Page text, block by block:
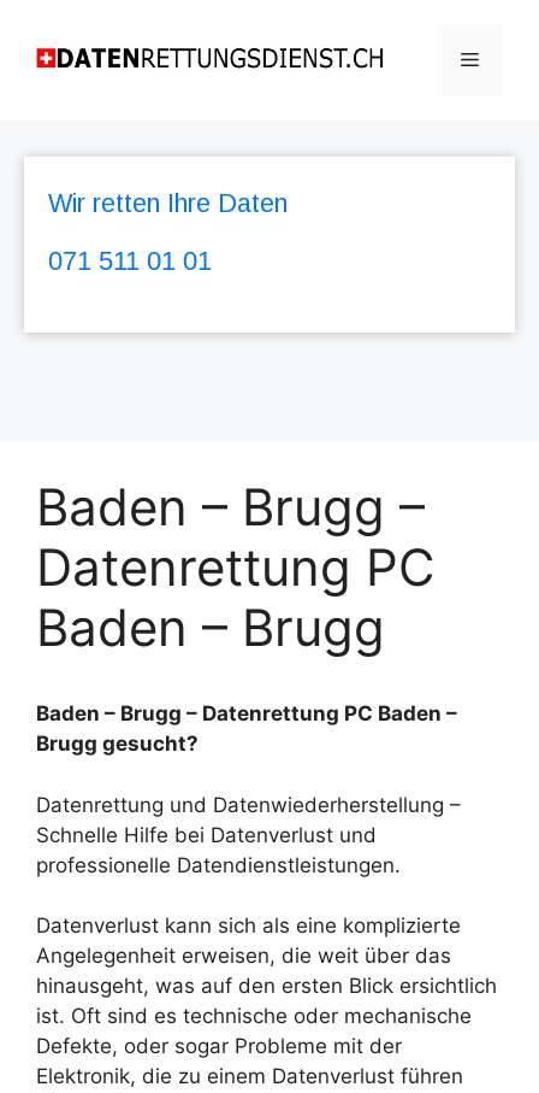
Wir retten Ihre Daten
071 511 01 01
Baden – Brugg –
Datenrettung PC
Baden – Brugg
Baden – Brugg – Datenrettung PC Baden –
Brugg gesucht?
Datenrettung und Datenwiederherstellung –
Schnelle Hilfe bei Datenverlust und
professionelle Datendienstleistungen.
Datenverlust kann sich als eine komplizierte
Angelegenheit erweisen, die weit über das
hinausgeht, was auf den ersten Blick ersichtlich
ist. Oft sind es technische oder mechanische
Defekte, oder sogar Probleme mit der
Elektronik, die zu einem Datenverlust führen